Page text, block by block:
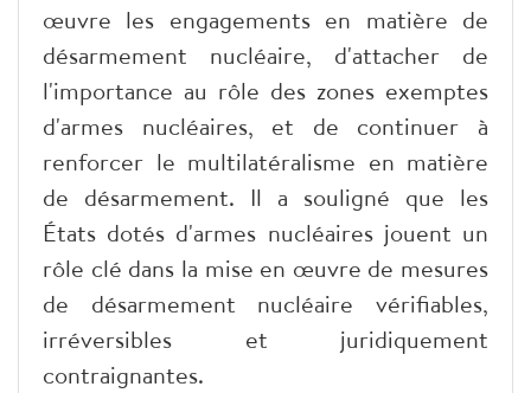
œuvre les engagements en matière de
désarmement nucléaire, d'attacher de
l'importance au rôle des zones exemptes
d'armes nucléaires, et de continuer à
renforcer le multilatéralisme en matière
de désarmement. Il a souligné que les
États dotés d'armes nucléaires jouent un
rôle clé dans la mise en œuvre de mesures
de désarmement nucléaire vérifiables,
irréversibles et juridiquement
contraignantes.